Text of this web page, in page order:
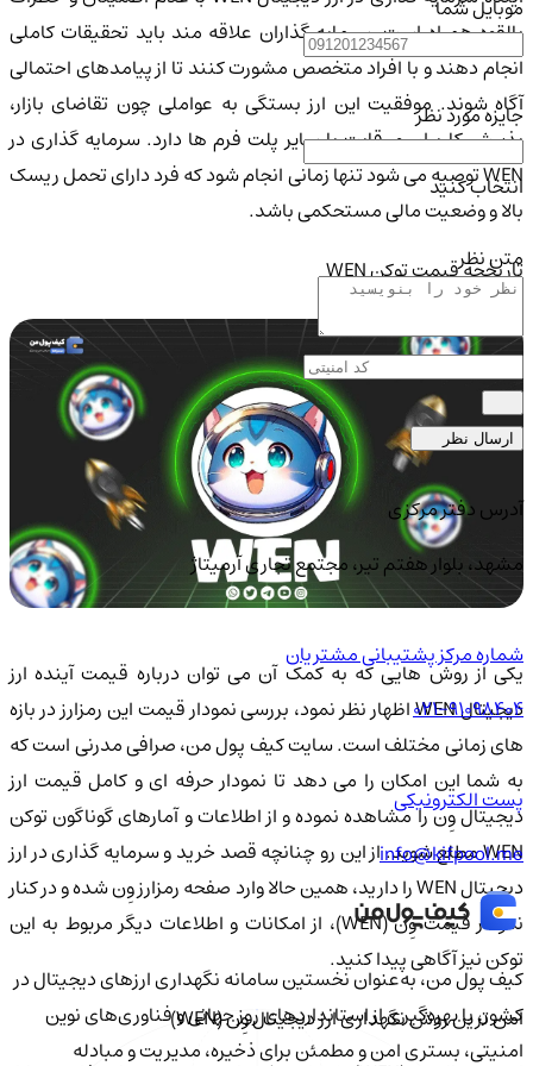
بالقوه همراه است. سرمایه گذاران علاقه مند باید تحقیقات کاملی
انجام دهند و با افراد متخصص مشورت کنند تا از پیامدهای احتمالی
آگاه شوند. موفقیت این ارز بستگی به عواملی چون تقاضای بازار،
پذیرش کاربران و رقابت با سایر پلت فرم ها دارد. سرمایه گذاری در
WEN توصیه می شود تنها زمانی انجام شود که فرد دارای تحمل ریسک
بالا و وضعیت مالی مستحکمی باشد.
تاریخچه قیمت توکن WEN
یکی از روش هایی که به کمک آن می توان درباره قیمت آینده ارز
دیجیتال WEN اظهار نظر نمود، بررسی نمودار قیمت این رمزارز در بازه
های زمانی مختلف است. سایت کیف پول من، صرافی مدرنی است که
به شما این امکان را می دهد تا نمودار حرفه ای و کامل قیمت ارز
دیجیتال وِن را مشاهده نموده و از اطلاعات و آمارهای گوناگون توکن
WEN مطلع شوید. از این رو چنانچه قصد خرید و سرمایه گذاری در ارز
دیجیتال WEN را دارید، همین حالا وارد صفحه رمزارز وِن شده و در کنار
نمودار قیمت وِن (WEN)، از امکانات و اطلاعات دیگر مربوط به این
توکن نیز آگاهی پیدا کنید.
امن ترین روش نگهداری ارز دیجیتال وِن (WEN)
موبایل شما
جایزه مورد نظر
انتخاب کنید
متن نظر
ارسال نظر
آدرس دفتر مرکزی
مشهد، بلوار هفتم تیر، مجتمع تجاری آرمیتاژ
شماره مرکز پشتیبانی مشتریان
021-91098404
پست الکترونیکی
info@kifpool.me
کیف‌ پول من، به‌عنوان نخستین سامانه نگهداری ارزهای دیجیتال در
کشور، با بهره‌گیری از استانداردهای روز جهانی و فناوری‌های نوین
امنیتی، بستری امن و مطمئن برای ذخیره، مدیریت و مبادله